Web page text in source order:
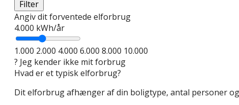
Filter
Angiv dit forventede elforbrug
4.000 kWh/år
1.000 2.000 4.000 6.000 8.000 10.000
? Jeg kender ikke mit forbrug
Hvad er et typisk elforbrug?
Dit elforbrug afhænger af din boligtype, antal personer